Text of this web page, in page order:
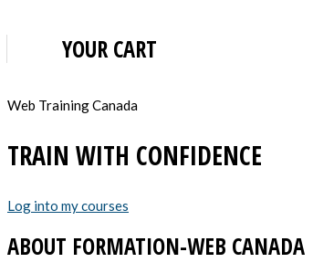
YOUR CART
Web Training Canada
TRAIN WITH CONFIDENCE
Log into my courses
ABOUT FORMATION-WEB CANADA